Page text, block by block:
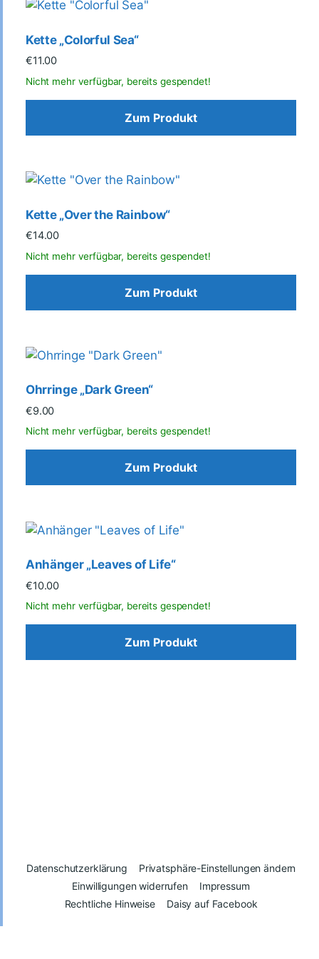
Kette „Colorful Sea“
€11.00
Zum Produkt
Kette „Over the Rainbow“
€14.00
Zum Produkt
Ohrringe „Dark Green“
€9.00
Zum Produkt
Anhänger „Leaves of Life“
€10.00
Zum Produkt
Datenschutzerklärung
Privatsphäre-Einstellungen ändern
Einwilligungen widerrufen
Impressum
Rechtliche Hinweise
Daisy auf Facebook